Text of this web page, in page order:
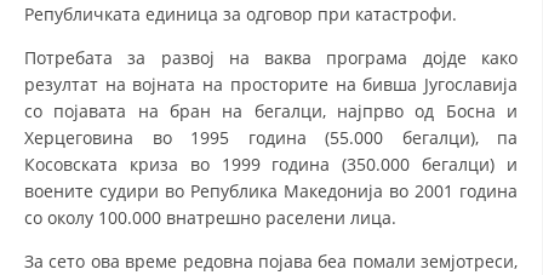
КОНТАКТ ИНФОРМАЦИИ
ЧЛЕНСТВО ВО ПРОФЕСИОНАЛНИ ТЕЛА
ЗАКОН ЗА ЦКРМ
Републичката единица за одговор при катастрофи.
Потребата за развој на ваква програма дојде како
резултат на војната на просторите на бивша Југославија
со појавата на бран на бегалци, најпрво од Босна и
Херцеговина во 1995 година (55.000 бегалци), па
Косовската криза во 1999 година (350.000 бегалци) и
воените судири во Република Македонија во 2001 година
со околу 100.000 внатрешно раселени лица.
За сето ова време редовна појава беа помали земјотреси,